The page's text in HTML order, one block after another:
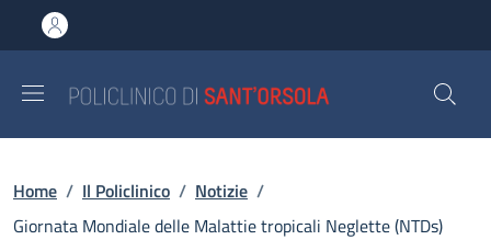
al contenuto principale
to footer content
Briciole di pane
Home / Il Policlinico / Notizie /
Giornata Mondiale delle Malattie tropicali Neglette (NTDs)